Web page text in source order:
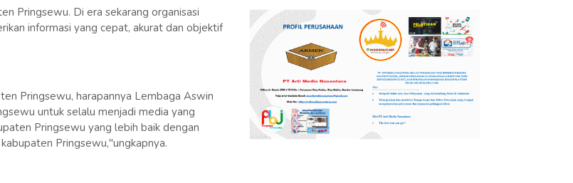
Pringsewu. Di era sekarang organisasi
informasi yang cepat, akurat dan objektif
Pringsewu, harapannya Lembaga Aswin
untuk selalu menjadi media yang
Pringsewu yang lebih baik dengan
Pringsewu,"ungkapnya.